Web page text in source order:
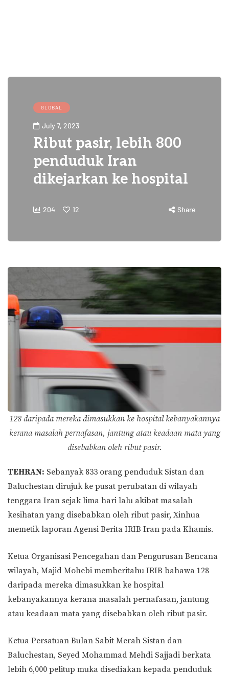
GLOBAL
July 7, 2023
Ribut pasir, lebih 800
penduduk Iran
dikejarkan ke hospital
204 12 Share
128 daripada mereka dimasukkan ke hospital kebanyakannya
kerana masalah pernafasan, jantung atau keadaan mata yang
disebabkan oleh ribut pasir.
TEHRAN: Sebanyak 833 orang penduduk Sistan dan
Baluchestan dirujuk ke pusat perubatan di wilayah
tenggara Iran sejak lima hari lalu akibat masalah
kesihatan yang disebabkan oleh ribut pasir, Xinhua
memetik laporan Agensi Berita IRIB Iran pada Khamis.
Ketua Organisasi Pencegahan dan Pengurusan Bencana
wilayah, Majid Mohebi memberitahu IRIB bahawa 128
daripada mereka dimasukkan ke hospital
kebanyakannya kerana masalah pernafasan, jantung
atau keadaan mata yang disebabkan oleh ribut pasir.
Ketua Persatuan Bulan Sabit Merah Sistan dan
Baluchestan, Seyed Mohammad Mehdi Sajjadi berkata
lebih 6,000 pelitup muka disediakan kepada penduduk